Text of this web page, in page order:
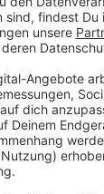
der
zum
Zuvor
Laura und
den Vater
Siegel